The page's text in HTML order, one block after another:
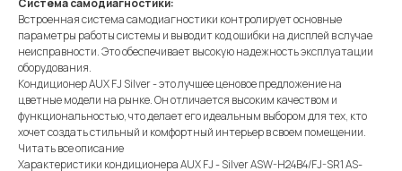
Система самодиагностики:
Встроенная система самодиагностики контролирует основные
параметры работы системы и выводит код ошибки на дисплей в случае
неисправности. Это обеспечивает высокую надежность эксплуатации
оборудования.
Кондиционер AUX FJ Silver - это лучшее ценовое предложение на
цветные модели на рынке. Он отличается высоким качеством и
функциональностью, что делает его идеальным выбором для тех, кто
хочет создать стильный и комфортный интерьер в своем помещении.
Читать все описание
Характеристики кондиционера AUX FJ - Silver ASW-H24B4/FJ-SR1 AS-